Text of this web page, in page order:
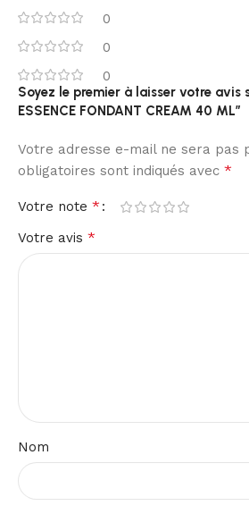
0
0
0
Soyez le premier à laisser votre avis
ESSENCE FONDANT CREAM 40 ML”
Votre adresse e-mail ne sera pas
obligatoires sont indiqués avec *
Votre note *
Votre avis *
Nom